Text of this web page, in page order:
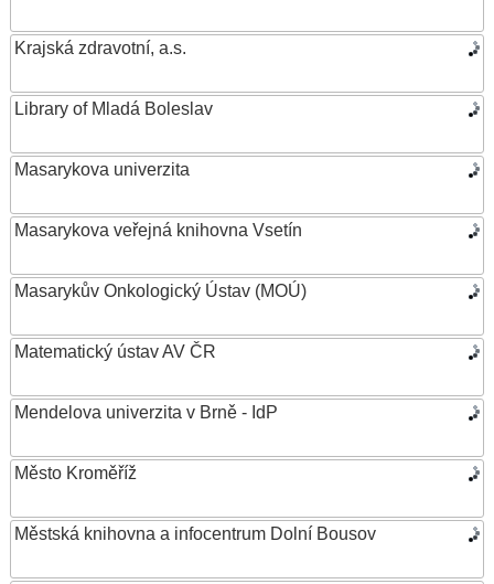
Krajská zdravotní, a.s.
Library of Mladá Boleslav
Masarykova univerzita
Masarykova veřejná knihovna Vsetín
Masarykův Onkologický Ústav (MOÚ)
Matematický ústav AV ČR
Mendelova univerzita v Brně - IdP
Město Kroměříž
Městská knihovna a infocentrum Dolní Bousov